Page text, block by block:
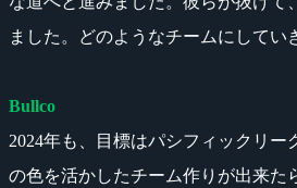
ました。どのようなチームにしてい
Bullco
2024年も、目標はパシフィックリー
の色を活かしたチーム作りが出来た